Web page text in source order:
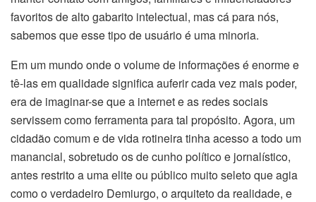
favoritos de alto gabarito intelectual, mas cá para nós,
sabemos que esse tipo de usuário é uma minoria.
Em um mundo onde o volume de informações é enorme e
tê-las em qualidade significa auferir cada vez mais poder,
era de imaginar-se que a internet e as redes sociais
servissem como ferramenta para tal propósito. Agora, um
cidadão comum e de vida rotineira tinha acesso a todo um
manancial, sobretudo os de cunho político e jornalístico,
antes restrito a uma elite ou público muito seleto que agia
como o verdadeiro Demiurgo, o arquiteto da realidade, e